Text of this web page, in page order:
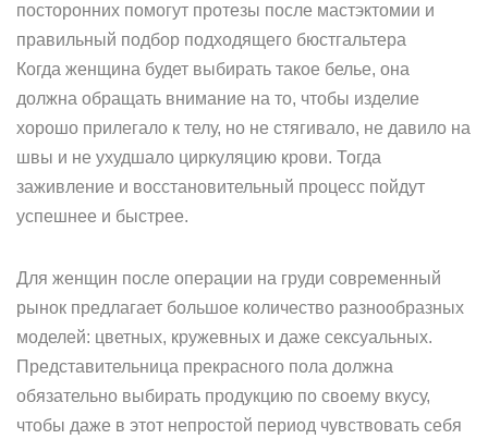
посторонних помогут протезы после мастэктомии и
правильный подбор подходящего бюстгальтера
Когда женщина будет выбирать такое белье, она
должна обращать внимание на то, чтобы изделие
хорошо прилегало к телу, но не стягивало, не давило на
швы и не ухудшало циркуляцию крови. Тогда
заживление и восстановительный процесс пойдут
успешнее и быстрее.
Для женщин после операции на груди современный
рынок предлагает большое количество разнообразных
моделей: цветных, кружевных и даже сексуальных.
Представительница прекрасного пола должна
обязательно выбирать продукцию по своему вкусу,
чтобы даже в этот непростой период чувствовать себя